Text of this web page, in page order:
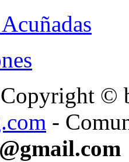
Copyright ©
-